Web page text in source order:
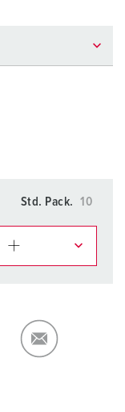
Std. Pack. 10
ADD